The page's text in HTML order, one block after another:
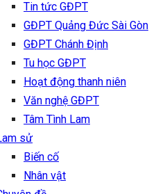
Tin tức GĐPT
GĐPT Quảng Đức Sài Gòn
GĐPT Chánh Định
Tu học GĐPT
Hoạt động thanh niên
Văn nghệ GĐPT
Tâm Tình Lam
sử
Biến cố
Nhân vật